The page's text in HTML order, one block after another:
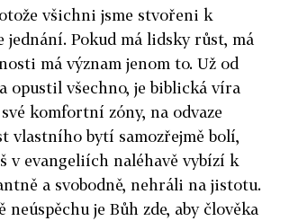
všichni jsme stvořeni k
jednání. Pokud má lidsky růst, má
má význam jenom to. Už od
opustil všechno, je biblická víra
komfortní zóny, na odvaze
vlastního bytí samozřejmě bolí,
v evangeliích naléhavě vybízí k
a svobodně, nehráli na jistotu.
je Bůh zde, aby člověka